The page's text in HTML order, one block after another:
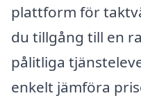
plattform för
du tillgång till en
pålitliga
enkelt jämföra